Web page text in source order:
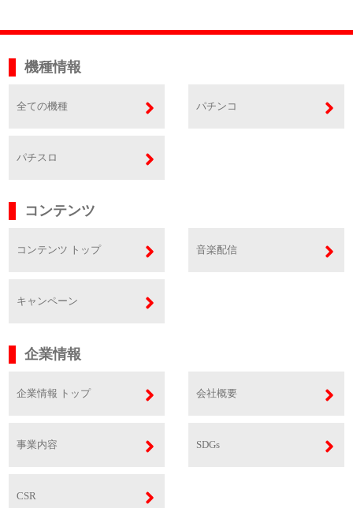
機種情報
全ての機種 パチンコ
パチスロ
コンテンツ
コンテンツ トップ 音楽配信
キャンペーン
企業情報
企業情報 トップ 会社概要
事業内容 SDGs
CSR